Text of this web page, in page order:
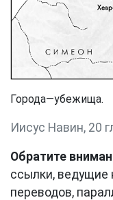
Города—убежища.
Иисус Навин, 20
Обратите
ссылки, ведущие
переводов,